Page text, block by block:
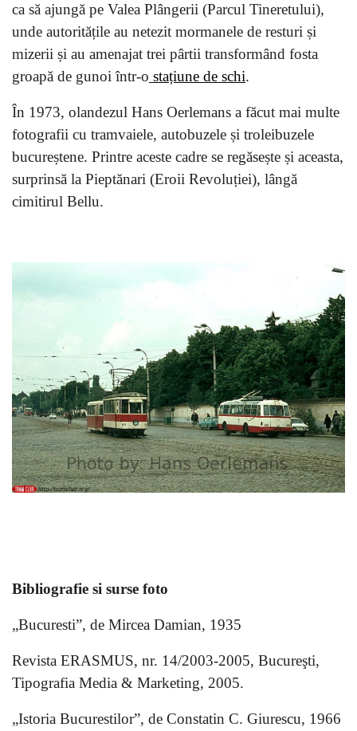
ca să ajungă pe Valea Plângerii (Parcul Tineretului),
unde autoritățile au netezit mormanele de resturi și
mizerii și au amenajat trei pârtii transformând fosta
groapă de gunoi într-o stațiune de schi.
În 1973, olandezul Hans Oerlemans a făcut mai multe
fotografii cu tramvaiele, autobuzele și troleibuzele
bucureștene. Printre aceste cadre se regăsește și aceasta,
surprinsă la Pieptănari (Eroii Revoluției), lângă
cimitirul Bellu.
Bibliografie si surse foto
„Bucuresti”, de Mircea Damian, 1935
Revista ERASMUS, nr. 14/2003-2005, Bucureşti,
Tipografia Media & Marketing, 2005.
„Istoria Bucurestilor”, de Constatin C. Giurescu, 1966